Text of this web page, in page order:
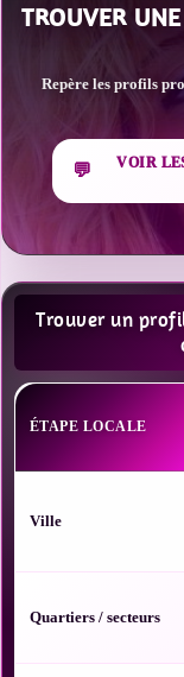
TROUVER
Repère les profils
VOIR
Trouver un
ÉTAPE LOCALE
Ville
Quartiers / secteurs